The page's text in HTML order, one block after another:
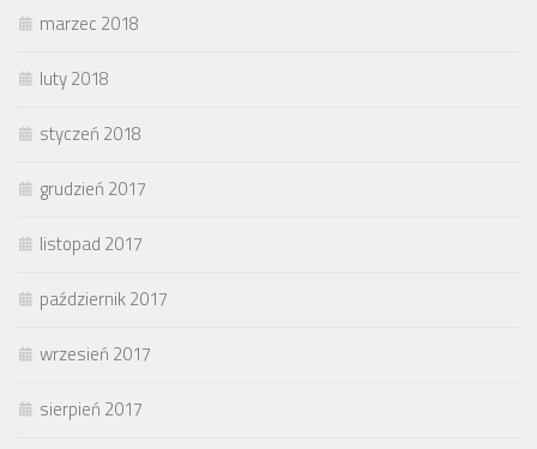
marzec 2018
luty 2018
styczeń 2018
grudzień 2017
listopad 2017
październik 2017
wrzesień 2017
sierpień 2017